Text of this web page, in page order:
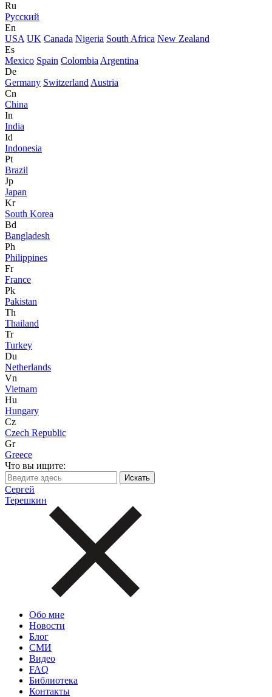
Ru
Русский
En
USA UK Canada Nigeria South Africa New Zealand
Es
Mexico Spain Colombia Argentina
De
Germany Switzerland Austria
Cn
China
In
India
Id
Indonesia
Pt
Brazil
Jp
Japan
Kr
South Korea
Bd
Bangladesh
Ph
Philippines
Fr
France
Pk
Pakistan
Th
Thailand
Tr
Turkey
Du
Netherlands
Vn
Vietnam
Hu
Hungary
Cz
Czech Republic
Gr
Greece
Что вы ищите:
Сергей
Терешкин
Обо мне
Новости
Блог
СМИ
Видео
FAQ
Библиотека
Контакты